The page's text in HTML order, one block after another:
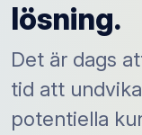
lösning.
Det är dags
tid att
potentiella